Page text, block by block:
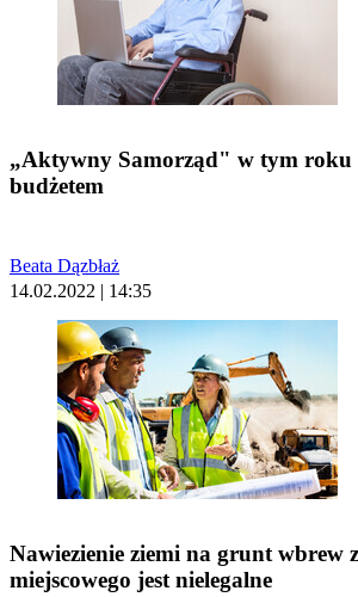
„Aktywny Samorząd" w tym roku
budżetem
Beata Dązbłaż
14.02.2022 | 14:35
Nawiezienie ziemi na grunt wbrew
miejscowego jest nielegalne